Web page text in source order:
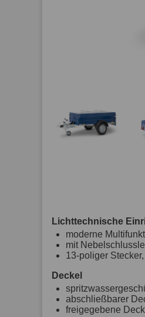
Lichttechnische
moderne
mit
13-poliger
Deckel
abschließbarer
freigegebene